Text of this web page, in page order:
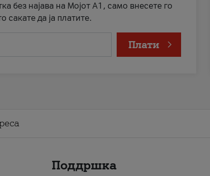
без најава на Мојот А1, само внесете го
сакате да ја платите.
Плати
Поддршка